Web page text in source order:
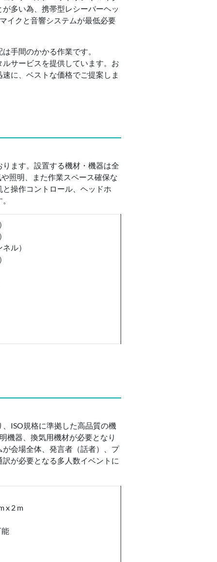
多い為、携帯型レシーバーヘッ
イクと音響システムが最低必要
手間のかかる作業です。
サービスを提供しています。お
に、ベストな価格でご提案しま
ます。設置する機材・機器は全
照明、また作業スペース確保な
操作コントロール、ヘッドホ
ル）
ISO規格に準拠した高品質の機
機器、換気用機材が必要となり
会場全体、発言者（話者）、プ
が必要となる多人数イベントに
x 2 m
能